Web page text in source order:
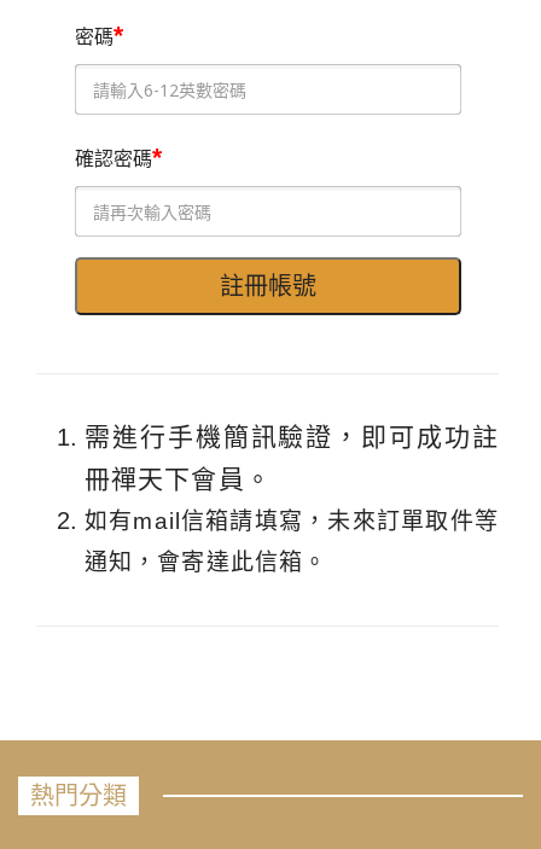
密碼*
確認密碼*
需進行手機簡訊驗證，即可成功註
冊禪天下會員。
如有mail信箱請填寫，未來訂單取件等
通知，會寄達此信箱。
熱門分類